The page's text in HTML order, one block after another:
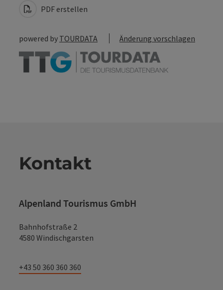
PDF erstellen
powered by TOURDATA Änderung vorschlagen
Kontakt
Alpenland Tourismus GmbH
Bahnhofstraße 2
4580 Windischgarsten
+43 50 360 360 360